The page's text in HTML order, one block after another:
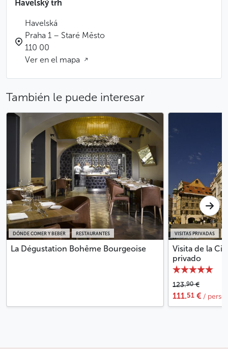
Havelský trh
Havelská
Praha 1 – Staré Město
110 00
Ver en el mapa
También le puede interesar
DÓNDE COMER Y BEBER RESTAURANTES
La Dégustation Bohême Bourgeoise
VISITAS PRIVADAS
Visita de la
privado
123.90€
111.51 € /